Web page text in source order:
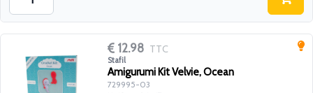
12.98 TTC
Stafil
Amigurumi Kit Velvie, Ocean
729995-03